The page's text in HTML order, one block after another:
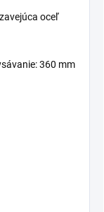
oceľ
360 mm